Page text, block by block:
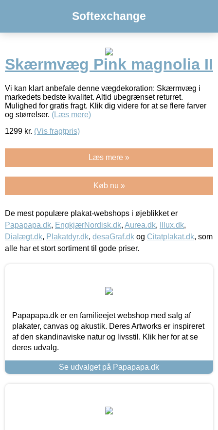
Softexchange
Skærmvæg Pink magnolia II
Vi kan klart anbefale denne vægdekoration: Skærmvæg i
markedets bedste kvalitet. Altid ubegrænset returret.
Mulighed for gratis fragt. Klik dig videre for at se flere farver
og størrelser. (Læs mere)
1299 kr. (Vis fragtpris)
Læs mere »
Køb nu »
De mest populære plakat-webshops i øjeblikket er
Papapapa.dk, EngkjærNordisk.dk, Aurea.dk, Illux.dk,
Dialægt.dk, Plakatdyr.dk, desaGraf.dk og Citatplakat.dk, som
alle har et stort sortiment til gode priser.
Papapapa.dk er en familieejet webshop med salg af
plakater, canvas og akustik. Deres Artworks er inspireret
af den skandinaviske natur og livsstil. Klik her for at se
deres udvalg.
Se udvalget på Papapapa.dk